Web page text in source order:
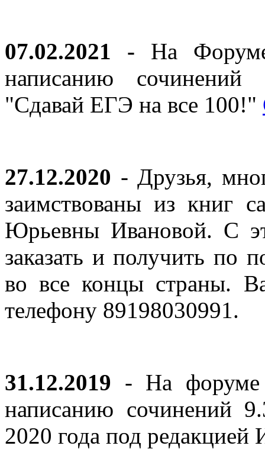
07.02.2021 - На
написанию
"Сдавай ЕГЭ на все 100!"
27.12.2020 - Друзья,
заимствованы из книг
Юрьевны Ивановой. С
заказать и получить по
во все концы страны.
телефону 89198030991.
31.12.2019 - На форуме
написанию сочинений
2020 года под